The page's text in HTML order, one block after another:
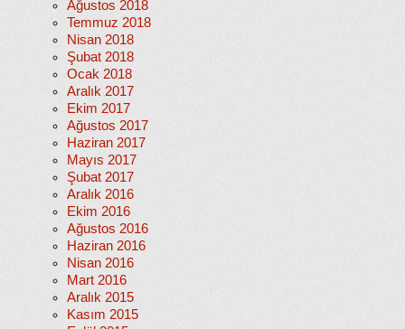
Ağustos 2018
Temmuz 2018
Nisan 2018
Şubat 2018
Ocak 2018
Aralık 2017
Ekim 2017
Ağustos 2017
Haziran 2017
Mayıs 2017
Şubat 2017
Aralık 2016
Ekim 2016
Ağustos 2016
Haziran 2016
Nisan 2016
Mart 2016
Aralık 2015
Kasım 2015